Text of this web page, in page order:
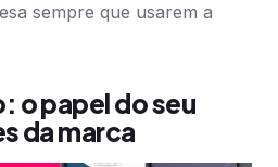
sempre que usarem a
o papel do seu
da marca